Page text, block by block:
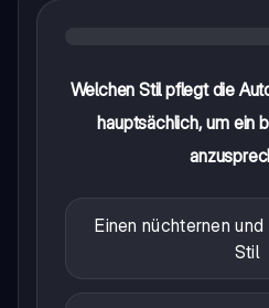
Welchen Stil pflegt die
hauptsächlich, um ein
Einen nüchternen
Stil